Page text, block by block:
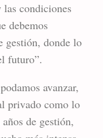
condiciones
debemos
gestión, donde lo
futuro”.
avanzar,
privado como lo
de gestión,